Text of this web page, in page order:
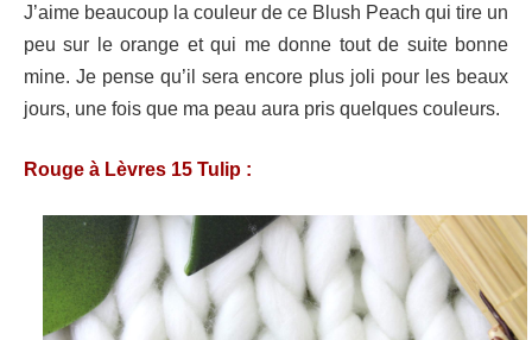
J’aime beaucoup la couleur de ce Blush Peach qui tire un
peu sur le orange et qui me donne tout de suite bonne
mine. Je pense qu’il sera encore plus joli pour les beaux
jours, une fois que ma peau aura pris quelques couleurs.
Rouge à Lèvres 15 Tulip :